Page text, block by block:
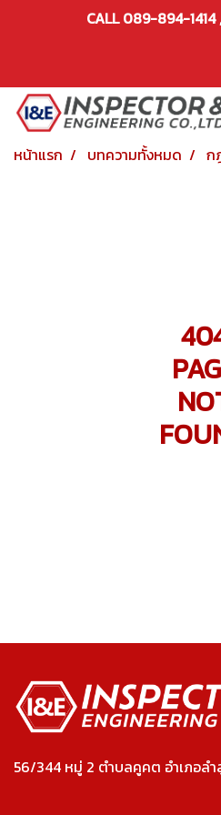
CALL 089-894-
หน้าแรก บทความทั้งหมด ก
56/344 หมู่ 2 ตำบลคูคต อำเภอล